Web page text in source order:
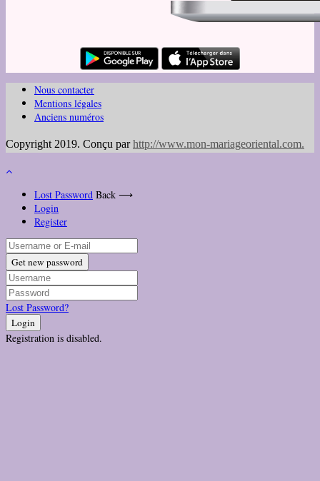
Nous contacter
Mentions légales
Anciens numéros
Copyright 2019. Conçu parhttp://www.mon-mariageoriental.com.
Lost Password Back ⟶
Login
Register
Get new password
Lost Password?
Login
Registration is disabled.